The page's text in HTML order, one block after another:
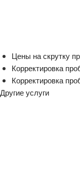
Цены на скрутку
Корректировка
Корректировка
Другие услуги